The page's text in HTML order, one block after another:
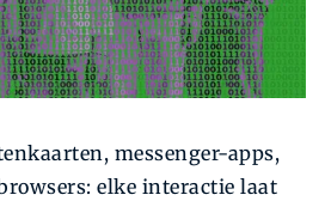
messenger-apps,
elke interactie laat